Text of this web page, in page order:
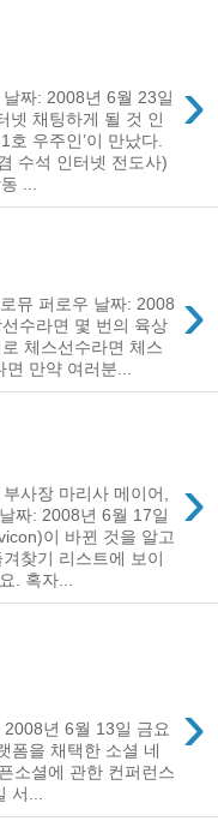
›
짜: 2008년 6월 23일
넷 채팅하게 될 것 인
호 우주인’이 만났다.
수석 인터넷 전도사)
...
›
뮤 퍼로우 날짜: 2008
수라면 몇 번의 육상
체스선수라면 체스
만약 여러분...
›
사장 마리사 메이어,
짜: 2008년 6월 17일
이 바뀐 것을 알고
찾기 리스트에 보이
. 혹자...
›
년 6월 13일 금요
폼을 채택한 소셜 네
소셜에 관한 컨퍼런스
서...